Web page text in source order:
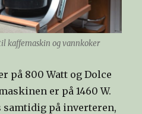
kaffemaskin og vannkoker
på 800 Watt og Dolce
er på 1460 W.
samtidig på inverteren,